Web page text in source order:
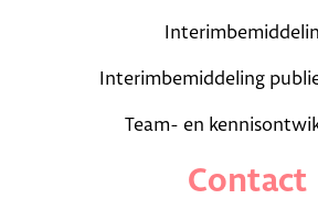
Interimbemiddeling
Team- en
Contact